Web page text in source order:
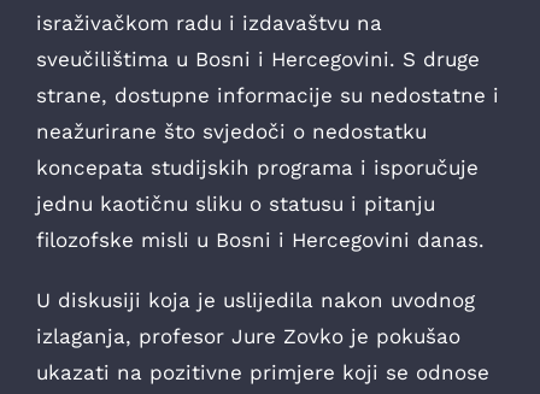
israživačkom radu i izdavaštvu na
sveučilištima u Bosni i Hercegovini. S druge
strane, dostupne informacije su nedostatne i
neažurirane što svjedoči o nedostatku
koncepata studijskih programa i isporučuje
jednu kaotičnu sliku o statusu i pitanju
filozofske misli u Bosni i Hercegovini danas.
U diskusiji koja je uslijedila nakon uvodnog
izlaganja, profesor Jure Zovko je pokušao
ukazati na pozitivne primjere koji se odnose